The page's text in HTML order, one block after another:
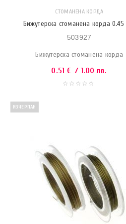
СТОМАНЕНА КОРДА
Бижутерска стоманена корда 0.45
503927
Бижутерска стоманена корда
0.51 € / 1.00 лв.
ИЗЧЕРПАН